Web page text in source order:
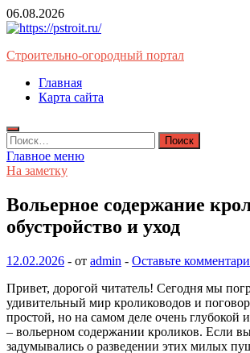
Перейти
к
06.08.2026
Строительно-огородный портал
Главная
Карта сайта
Найти:
Главное меню
На заметку
Вольерное содержание
обустройство и уход
12.02.2026 - от admin - Оставьте
Привет, дорогой читатель! Сегодня мы
удивительный мир кролиководов и
простой, но на самом деле очень глубокой
– вольерном содержании кроликов. Если
задумывались о разведении этих милых